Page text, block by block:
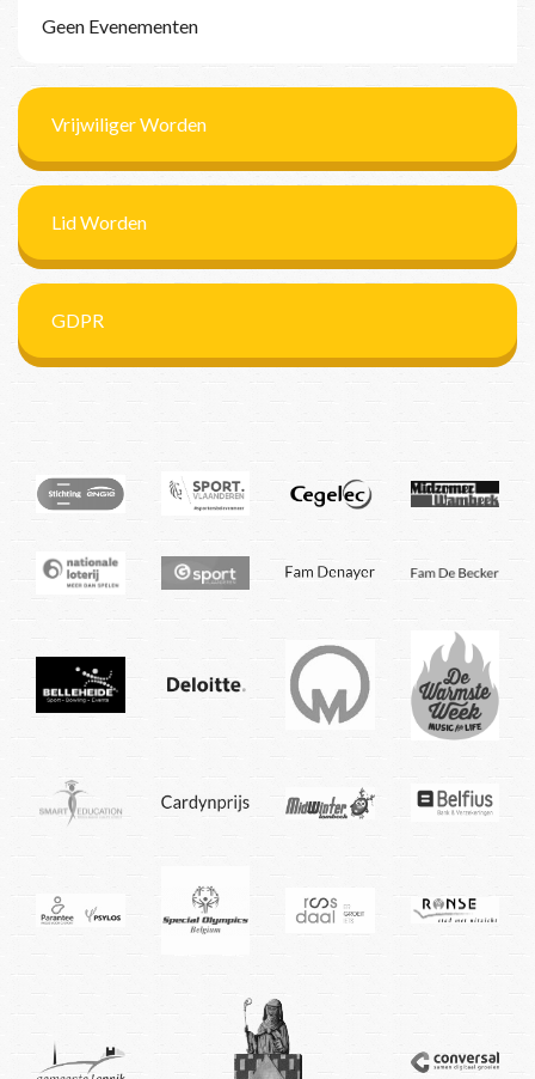
Geen Evenementen
Vrijwiliger Worden
Lid Worden
GDPR